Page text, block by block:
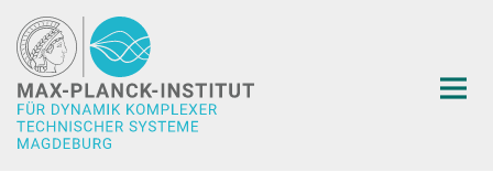
Hauptinhalt